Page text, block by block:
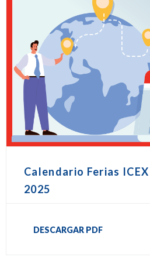
Calendario Ferias
2025
DESCARGAR PDF